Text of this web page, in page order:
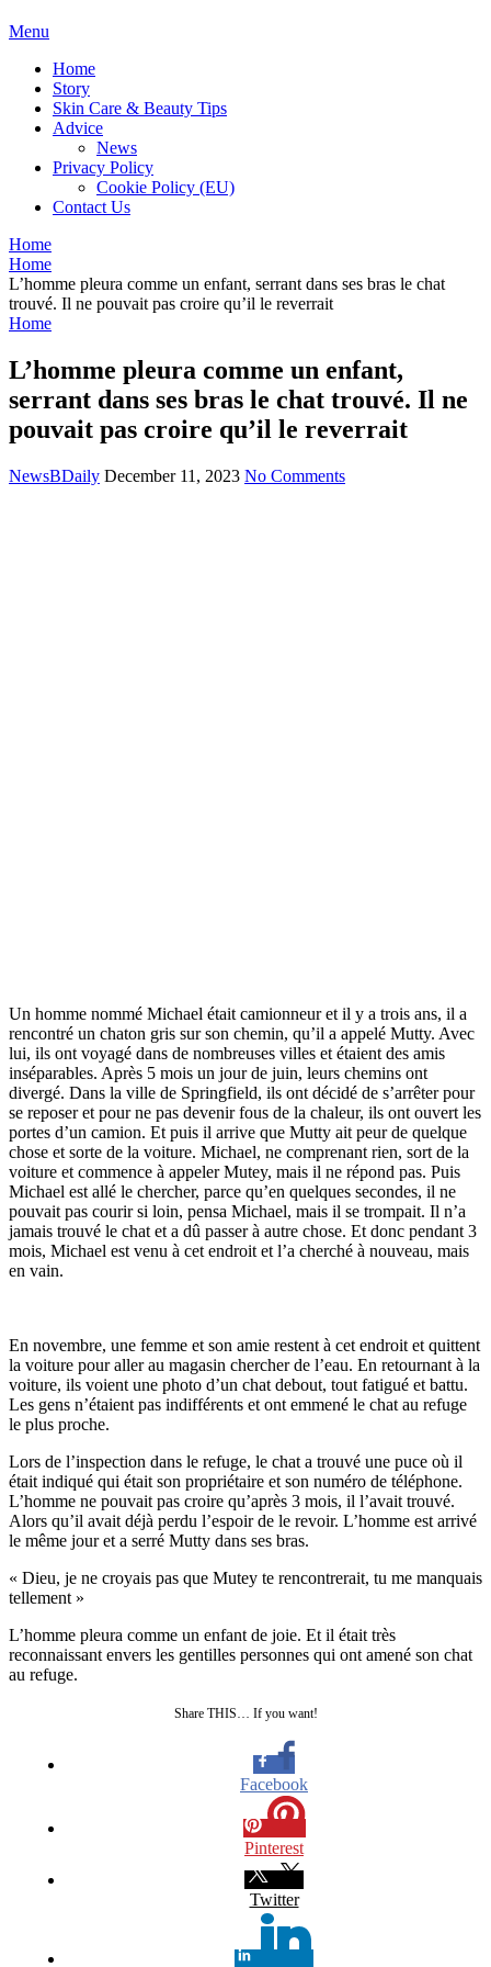
BDAILY
Menu
Home
Story
Skin Care & Beauty Tips
Advice
News
Privacy Policy
Cookie Policy (EU)
Contact Us
Home
Home
L’homme pleura comme un enfant, serrant dans ses bras le chat
trouvé. Il ne pouvait pas croire qu’il le reverrait
Home
L’homme pleura comme un enfant,
serrant dans ses bras le chat trouvé. Il ne
pouvait pas croire qu’il le reverrait
NewsBDaily December 11, 2023 No Comments
Un homme nommé Michael était camionneur et il y a trois ans, il a
rencontré un chaton gris sur son chemin, qu’il a appelé Mutty. Avec
lui, ils ont voyagé dans de nombreuses villes et étaient des amis
inséparables. Après 5 mois un jour de juin, leurs chemins ont
divergé. Dans la ville de Springfield, ils ont décidé de s’arrêter pour
se reposer et pour ne pas devenir fous de la chaleur, ils ont ouvert les
portes d’un camion. Et puis il arrive que Mutty ait peur de quelque
chose et sorte de la voiture. Michael, ne comprenant rien, sort de la
voiture et commence à appeler Mutey, mais il ne répond pas. Puis
Michael est allé le chercher, parce qu’en quelques secondes, il ne
pouvait pas courir si loin, pensa Michael, mais il se trompait. Il n’a
jamais trouvé le chat et a dû passer à autre chose. Et donc pendant 3
mois, Michael est venu à cet endroit et l’a cherché à nouveau, mais
en vain.
En novembre, une femme et son amie restent à cet endroit et quittent
la voiture pour aller au magasin chercher de l’eau. En retournant à la
voiture, ils voient une photo d’un chat debout, tout fatigué et battu.
Les gens n’étaient pas indifférents et ont emmené le chat au refuge
le plus proche.
Lors de l’inspection dans le refuge, le chat a trouvé une puce où il
était indiqué qui était son propriétaire et son numéro de téléphone.
L’homme ne pouvait pas croire qu’après 3 mois, il l’avait trouvé.
Alors qu’il avait déjà perdu l’espoir de le revoir. L’homme est arrivé
le même jour et a serré Mutty dans ses bras.
« Dieu, je ne croyais pas que Mutey te rencontrerait, tu me manquais
tellement »
L’homme pleura comme un enfant de joie. Et il était très
reconnaissant envers les gentilles personnes qui ont amené son chat
au refuge.
Share THIS… If you want!
Facebook
Pinterest
Twitter